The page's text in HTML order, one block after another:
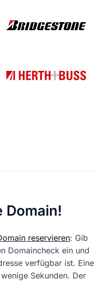
Domain!
reservieren: Gib
Domaincheck ein und
verfügbar ist. Eine
Sekunden. Der